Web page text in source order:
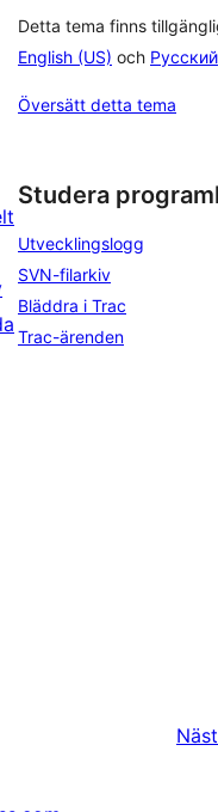
Detta tema finns
English (US) och Русский
Översätt detta tema
Studera
Utvecklingslogg
SVN-filarkiv
Bläddra i Trac
Trac-ärenden